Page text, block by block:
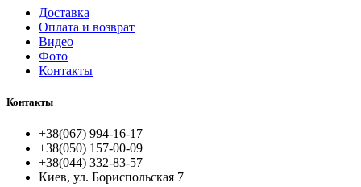
Доставка
Оплата и возврат
Видео
Фото
Контакты
Контакты
+38(067) 994-16-17
+38(050) 157-00-09
+38(044) 332-83-57
Киев, ул. Бориспольская 7